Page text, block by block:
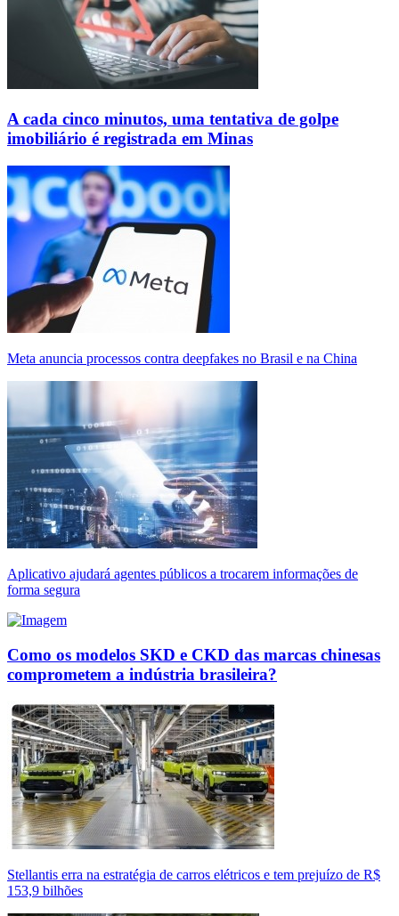
A cada cinco minutos, uma tentativa de golpe
imobiliário é registrada em Minas
Meta anuncia processos contra deepfakes no Brasil e na China
Aplicativo ajudará agentes públicos a trocarem informações de
forma segura
Como os modelos SKD e CKD das marcas chinesas
comprometem a indústria brasileira?
Stellantis erra na estratégia de carros elétricos e tem prejuízo de R$
153,9 bilhões